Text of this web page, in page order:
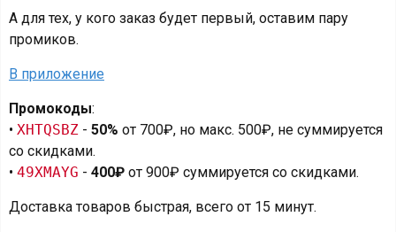
А для тех, у кого заказ будет первый, оставим пару
промиков.
В приложение
Промокоды:
• XHTQSBZ - 50% от 700₽, но макс. 500₽, не суммируется
со скидками.
• 49XMAYG - 400₽ от 900₽ суммируется со скидками.
Доставка товаров быстрая, всего от 15 минут.